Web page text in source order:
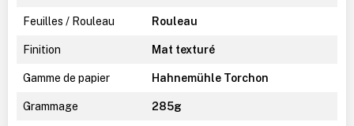
Feuilles / Rouleau Rouleau
Finition Mat texturé
Gamme de papier Hahnemühle Torchon
Grammage 285g